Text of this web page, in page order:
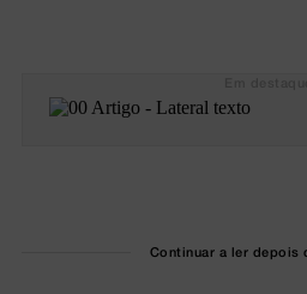
Continuar a ler depois